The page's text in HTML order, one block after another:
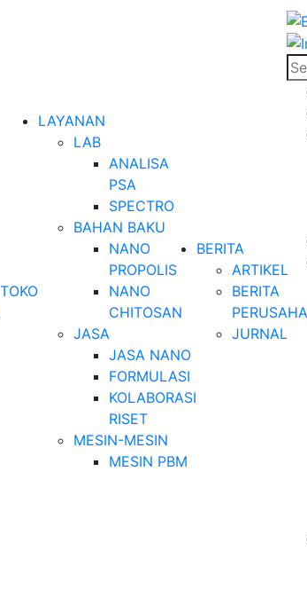
TOKO
LAYANAN
LAB
ANALISA
PSA
SPECTRO
BAHAN BAKU
NANO
PROPOLIS
NANO
CHITOSAN
JASA
JASA NANO
FORMULASI
KOLABORASI
RISET
MESIN-MESIN
MESIN PBM
BERITA
ARTIKEL
BERITA
JURNAL